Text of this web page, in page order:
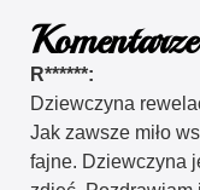
Komentarze
R******:
Dziewczyna
Jak zawsze miło
fajne. Dziewczyna